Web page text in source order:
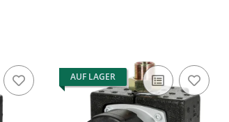
AUF LAGER